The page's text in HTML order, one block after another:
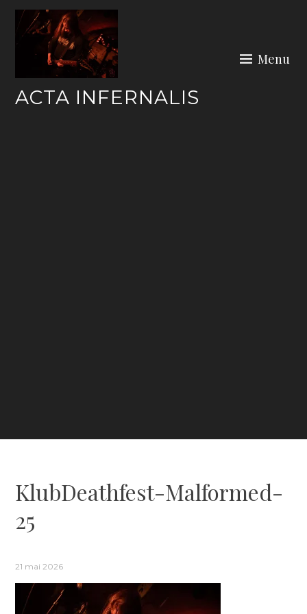
Skip
ACTA INFERNALIS
Menu
KlubDeathfest-Malformed-
25
21 mai 2026